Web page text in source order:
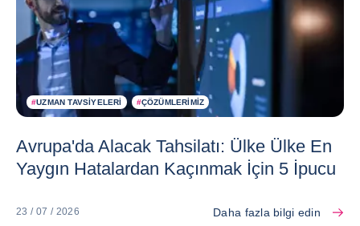
#UZMAN TAVSIYELERI #ÇÖZÜMLERIMIZ
Avrupa'da Alacak Tahsilatı: Ülke Ülke En
Yaygın Hatalardan Kaçınmak İçin 5 İpucu
23 / 07 / 2026 Daha fazla bilgi edin